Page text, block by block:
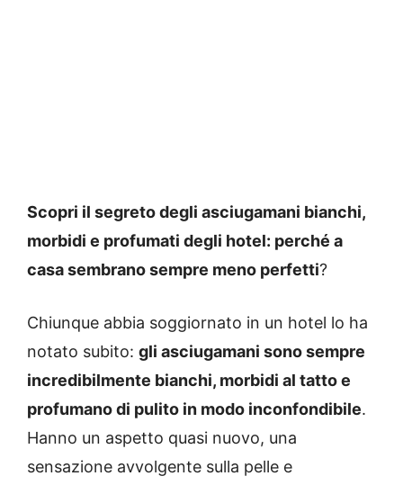
Scopri il segreto degli asciugamani bianchi,
morbidi e profumati degli hotel: perché a
casa sembrano sempre meno perfetti?
Chiunque abbia soggiornato in un hotel lo ha
notato subito: gli asciugamani sono sempre
incredibilmente bianchi, morbidi al tatto e
profumano di pulito in modo inconfondibile.
Hanno un aspetto quasi nuovo, una
sensazione avvolgente sulla pelle e